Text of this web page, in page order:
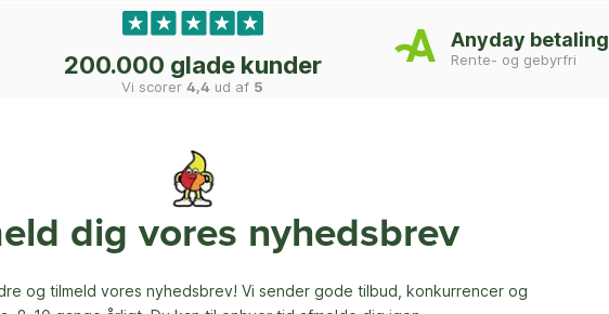
200.000 glade kunder
Vi scorer4,4 ud af 5
Anyday betaling
Rente- og gebyrfri
dig vores nyhedsbrev
og tilmeld vores nyhedsbrev! Vi sender gode tilbud, konkurrencer og